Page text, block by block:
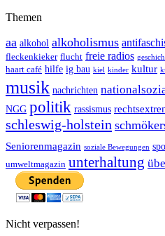
Themen
aa alkohol alkoholismus
fleckenkieker flucht freie radios
haart café hilfe ig bau kiel kinder kultur
musik nachrichten
NGG politik rassismus
schleswig-holstein
Seniorenmagazin soziale Bewegungen
umweltmagazin unterhaltung
Nicht verpassen!